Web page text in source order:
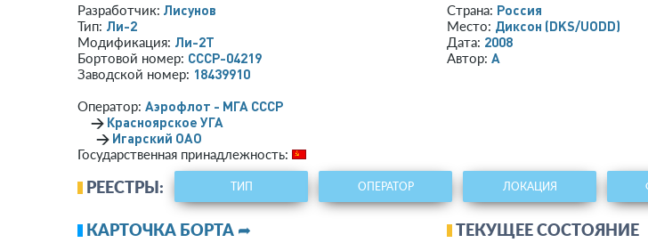
Разработчик: Лисунов
Тип: Ли-2
Модификация: Ли-2Т
Бортовой номер: СССР-04219
Заводской номер: 18439910
Оператор: Аэрофлот - МГА СССР
→ Красноярское УГА
→ Игарский ОАО
Государственная принадлежность:
Страна: Россия
Место: Диксон (DKS/UODD)
Дата: 2008
Автор: А
РЕЕСТРЫ: ТИП ОПЕРАТОР ЛОКАЦИЯ
КАРТОЧКА БОРТА ➦ ТЕКУЩЕЕ СОСТОЯНИЕ